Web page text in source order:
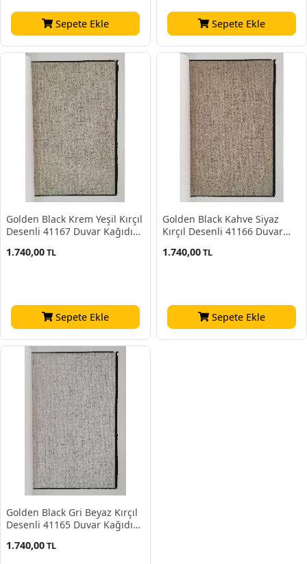
Sepete Ekle Sepete Ekle
Golden Black Krem Yeşil Kırçıl
Desenli 41167 Duvar Kağıdı
1.740,00TL
Sepete Ekle
Golden Black Kahve Siyaz
Kırçıl Desenli 41166 Duvar
1.740,00TL
Sepete Ekle
Golden Black Gri Beyaz Kırçıl
Desenli 41165 Duvar Kağıdı
1.740,00TL